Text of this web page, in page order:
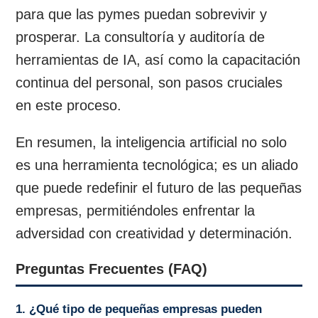
para que las pymes puedan sobrevivir y
prosperar. La consultoría y auditoría de
herramientas de IA, así como la capacitación
continua del personal, son pasos cruciales
en este proceso.
En resumen, la inteligencia artificial no solo
es una herramienta tecnológica; es un aliado
que puede redefinir el futuro de las pequeñas
empresas, permitiéndoles enfrentar la
adversidad con creatividad y determinación.
Preguntas Frecuentes (FAQ)
1. ¿Qué tipo de pequeñas empresas pueden